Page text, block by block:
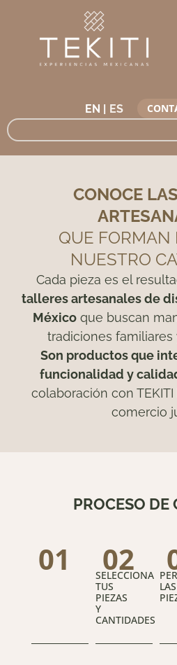
EN |
CONOCE
QUE FORMAN
NUESTRO
Cada pieza es el
talleres artesanales de
México que buscan
tradiciones familiares
Son productos que
funcionalidad y
colaboración con
comercio
PROCESO DE
01
SELECCIONA
TUS
PIEZAS
Y
CANTIDADES
02
LAS